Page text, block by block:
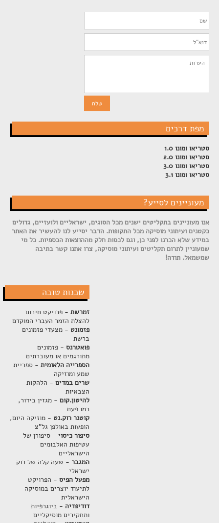
מפת דרכים
סטריאו ומונו 1.0
סטריאו ומונו 2.0
סטריאו ומונו 3.0
סטריאו ומונו 3.1
מעוניינים לסייע?
אנו מעוניינים בתקליטים ישנים מכל הסוגים, ישראליים ולועזיים, גדולים
כקטנים ועיתוני מוסיקה מכל התקופות. הדבר יסייע לנו להעשיר את האתר
במידע שלא הכרנו לפני כן, וגם לכסות חלק מההוצאות הכספיות. כל מי
שמעוניין לתרום תקליטים ועיתוני מוסיקה, צרו אתנו קשר בתיבה
שמשמאל. תודה!
שכנות טובה
זמרשת- פרויקט חירום
להצלת הזמר העברי המוקדם
פזמונט - מצעדי פזמונים
ברשת
פואטרנס- פזמונים
מתורגמים או מעוברתים
הספרייה הלאומית- ספריית
שמע ומוזיקה
שרים במדים- הלהקות
הצבאיות
להיטון.קום- מגזין בידור,
כמו פעם
קוטנר רוק.נט - מוזיקה היום,
הופעות באולפן גל"צ
סיפור כיסוי- סיפורן של
עטיפות האלבומים
הישראליים
המגבר- שעה קלה של רוק
ישראלי
מפעל הפיס- הפרויקט
לתיעוד יוצרים במוסיקה
הישראלית
דודיפדיה - ביוגרפיות
ותחקירים מוסיקליים